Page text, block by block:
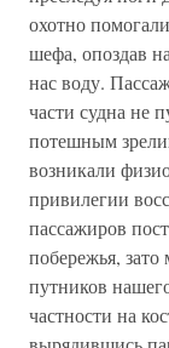
охотно
шефа, опоздав
нас воду.
части судна не
потешным
возникали
привилегии
пассажиров
побережья,
путников
частности на